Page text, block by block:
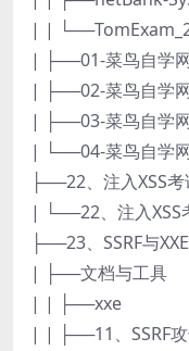
| |
| ├──01-菜鸟自学网
| ├──02-菜鸟自学网
| ├──03-菜鸟自学网
| └──04-菜鸟自学网
├──22、注入XSS
| └──22、注入XSS
├──23、SSRF与XXE
| ├──文档与工具
| | ├──xxe
| | ├──11、SSRF